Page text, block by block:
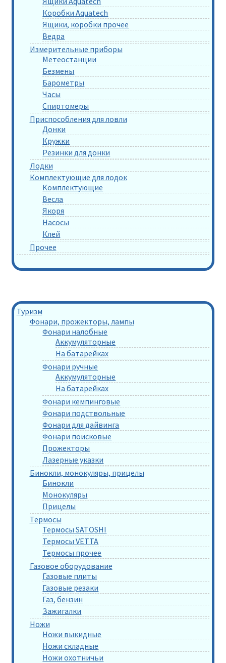
Коробки Aquatech
Ящики, коробки прочее
Ведра
Измерительные приборы
Метеостанции
Безмены
Барометры
Часы
Спиртомеры
Приспособления для ловли
Донки
Кружки
Резинки для донки
Лодки
Комплектующие для лодок
Комплектующие
Весла
Якоря
Насосы
Клей
Прочее
Туризм
Фонари, прожекторы, лампы
Фонари налобные
Аккумуляторные
На батарейках
Фонари ручные
Аккумуляторные
На батарейках
Фонари кемпинговые
Фонари подствольные
Фонари для дайвинга
Фонари поисковые
Прожекторы
Лазерные указки
Бинокли, монокуляры, прицелы
Бинокли
Монокуляры
Прицелы
Термосы
Термосы SATOSHI
Термосы VETTA
Термосы прочее
Газовое оборудование
Газовые плиты
Газовые резаки
Газ, бензин
Зажигалки
Ножи
Ножи выкидные
Ножи складные
Ножи охотничьи